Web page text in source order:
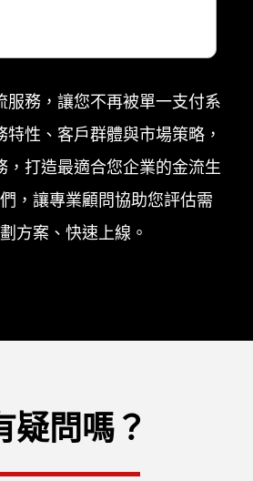
服務，讓您不再被單一支付系
性、客戶群體與市場策略，
，打造最適合您企業的金流生
，讓專業顧問協助您評估需
方案、快速上線。
疑問嗎？